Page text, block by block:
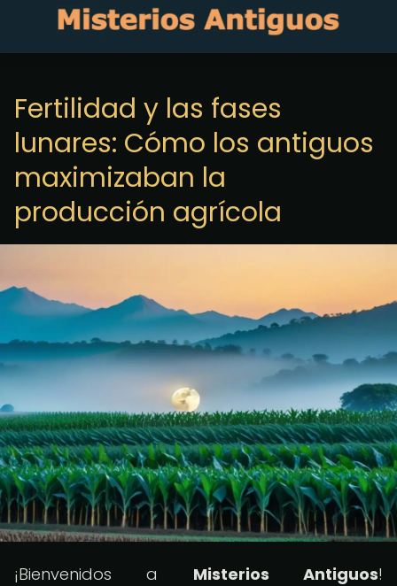
Fertilidad y las fases
lunares: Cómo los antiguos
maximizaban la
producción agrícola
¡Bienvenidos a Misterios Antiguos!